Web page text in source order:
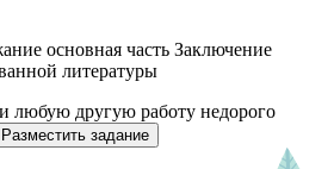
основная часть Заключение
литературы
любую другую работу недорого
Разместить задание